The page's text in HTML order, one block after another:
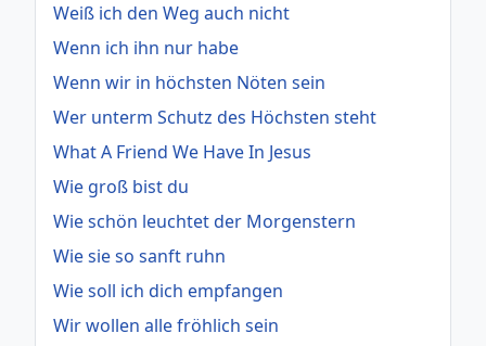
Weiß ich den Weg auch nicht
Wenn ich ihn nur habe
Wenn wir in höchsten Nöten sein
Wer unterm Schutz des Höchsten steht
What A Friend We Have In Jesus
Wie groß bist du
Wie schön leuchtet der Morgenstern
Wie sie so sanft ruhn
Wie soll ich dich empfangen
Wir wollen alle fröhlich sein